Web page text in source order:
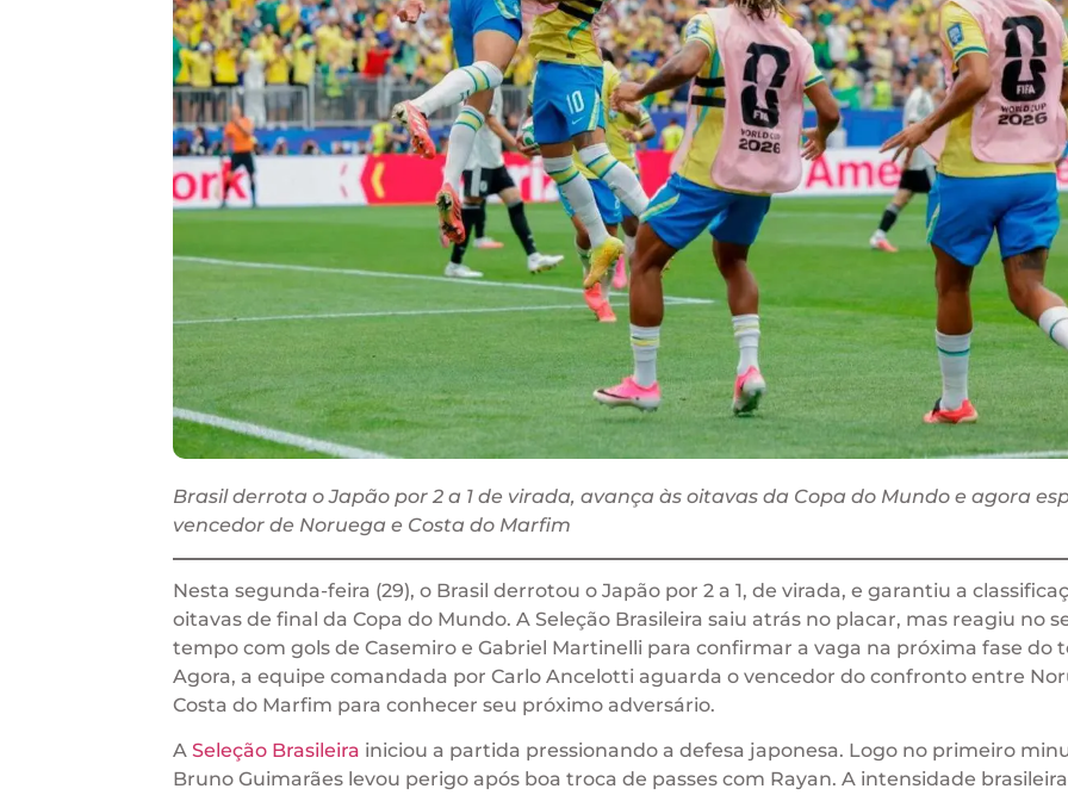
Brasil derrota o Japão por 2 a 1 de virada, avança às oitavas da Copa do Mundo e agora
vencedor de Noruega e Costa do Marfim
Nesta segunda-feira (29), o Brasil derrotou o Japão por 2 a 1, de virada, e garantiu a
oitavas de final da Copa do Mundo. A Seleção Brasileira saiu atrás no placar, mas reagiu no
tempo com gols de Casemiro e Gabriel Martinelli para confirmar a vaga na próxima fase do
Agora, a equipe comandada por Carlo Ancelotti aguarda o vencedor do confronto entre
Costa do Marfim para conhecer seu próximo adversário.
A Seleção Brasileira iniciou a partida pressionando a defesa japonesa. Logo no primeiro
Bruno Guimarães levou perigo após boa troca de passes com Rayan. A intensidade brasileira